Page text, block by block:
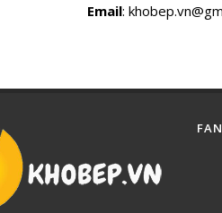
Email: